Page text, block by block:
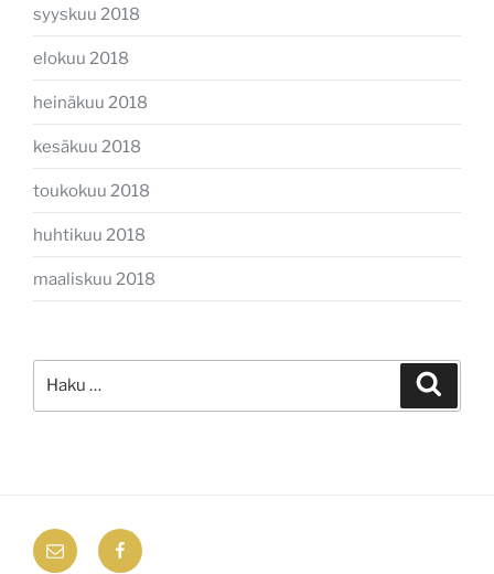
syyskuu 2018
elokuu 2018
heinäkuu 2018
kesäkuu 2018
toukokuu 2018
huhtikuu 2018
maaliskuu 2018
email Facebook